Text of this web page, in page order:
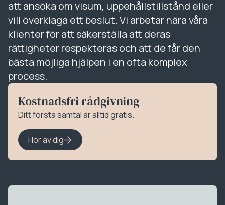
att ansöka om visum, uppehållstillstånd eller
vill överklaga ett beslut. Vi arbetar nära våra
klienter för att säkerställa att deras
rättigheter respekteras och att de får den
bästa möjliga hjälpen i en ofta komplex
process.
Kostnadsfri rådgivning
Ditt första samtal är alltid gratis.
Hör av dig